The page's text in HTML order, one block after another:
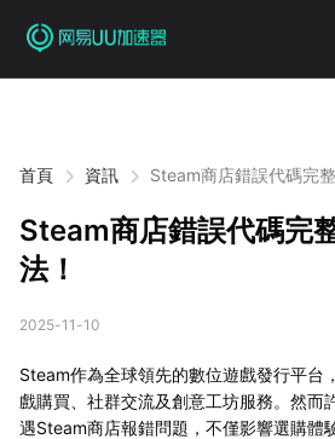
首頁 資訊 Steam商店錯誤代碼完
Steam商店錯誤代碼完
法！
2025-11-10
Steam作為全球領先的數位遊戲發行平台
戲購買、社群交流及創意工坊服務。然而
遇Steam商店報錯問題，不僅影響選購體